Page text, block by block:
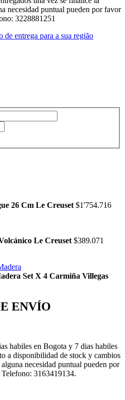
necesidad puntual pueden por favor
3228881251
entrega para a sua região
26 Cm Le Creuset $1'754.716
Le Creuset $389.071
Set X 4 Carmiña Villegas
ENVÍO
habiles en Bogota y 7 dias habiles
a disponibilidad de stock y cambios
necesidad puntual pueden por
3163419134.